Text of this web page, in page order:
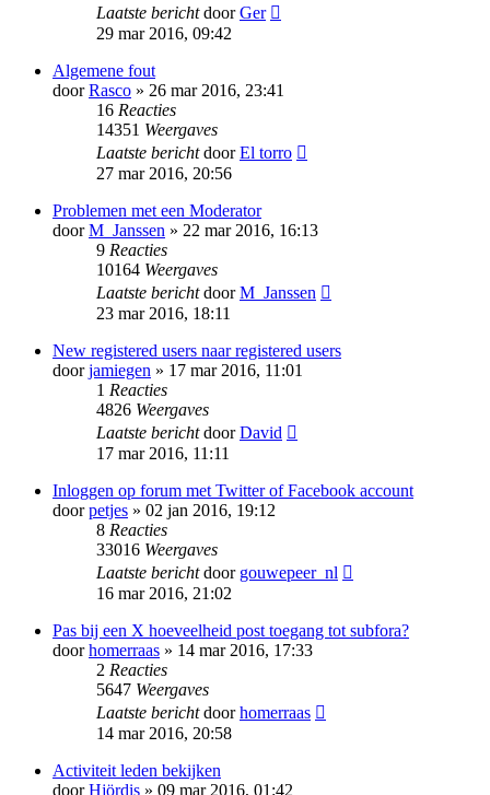
Laatste berichtdoorGer
29 mar 2016, 09:42
Algemene fout
doorRasco » 26 mar 2016, 23:41
16 Reacties
14351 Weergaves
Laatste berichtdoorEl torro
27 mar 2016, 20:56
Problemen met een Moderator
doorM_Janssen » 22 mar 2016, 16:13
9 Reacties
10164 Weergaves
Laatste berichtdoorM_Janssen
23 mar 2016, 18:11
New registered users naar registered users
doorjamiegen » 17 mar 2016, 11:01
1 Reacties
4826 Weergaves
Laatste berichtdoorDavid
17 mar 2016, 11:11
Inloggen op forum met Twitter of Facebook account
doorpetjes » 02 jan 2016, 19:12
8 Reacties
33016 Weergaves
Laatste berichtdoor gouwepeer_nl
16 mar 2016, 21:02
Pas bij een X hoeveelheid post toegang tot subfora?
doorhomerraas » 14 mar 2016, 17:33
2 Reacties
5647 Weergaves
Laatste berichtdoorhomerraas
14 mar 2016, 20:58
Activiteit leden bekijken
doorHjördis » 09 mar 2016, 01:42